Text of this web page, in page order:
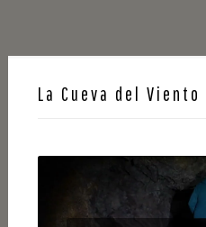
CENTRO DE DOCUMENTACIÓN DE
CUEVA DEL VIENTO
La Cueva del Viento